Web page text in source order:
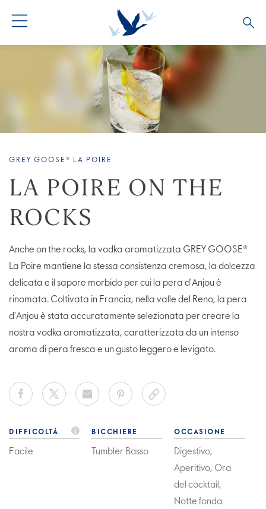
GREY GOOSE® LA POIRE
LA POIRE ON THE
ROCKS
Anche on the rocks, la vodka aromatizzata GREY GOOSE®
La Poire mantiene la stessa consistenza cremosa, la dolcezza
delicata e il sapore morbido per cui la pera d'Anjou è
rinomata. Coltivata in Francia, nella valle del Reno, la pera
d'Anjou è stata accuratamente selezionata per creare la
nostra vodka aromatizzata, caratterizzata da un intenso
aroma di pera fresca e un gusto leggero e levigato.
DIFFICOLTÀ
Facile
BICCHIERE
Tumbler Basso
OCCASIONE
Digestivo,
Aperitivo, Ora
del cocktail,
Notte fonda